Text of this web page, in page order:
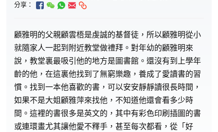
分享：
顧雅明的父親顧雲梧是虔誠的基督徒，所以顧雅明從小
就隨家人一起到附近教堂做禮拜。對年幼的顧雅明來
說，教堂裏最吸引他的地方是圖書館。還沒有到上學年
齡的他，在這裏他找到了無窮樂趣，養成了愛讀書的習
慣。找到一本他喜歡的書，可以安安靜靜讀很長時間，
如果不是大姐顧雅萍來找他，不知道他還會看多少時
間。這裡的書很多是英文的，其中有彩色印刷插圖的書
或連環畫尤其讓他愛不釋手，甚至每次都看，從「好